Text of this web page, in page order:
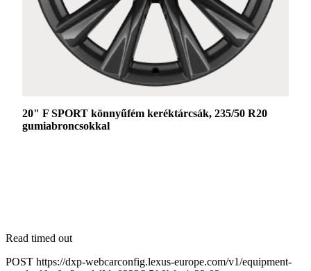
20" F SPORT könnyűfém keréktárcsák, 235/50 R20
gumiabroncsokkal
Read timed out
POST https://dxp-webcarconfig.lexus-europe.com/v1/equipment-